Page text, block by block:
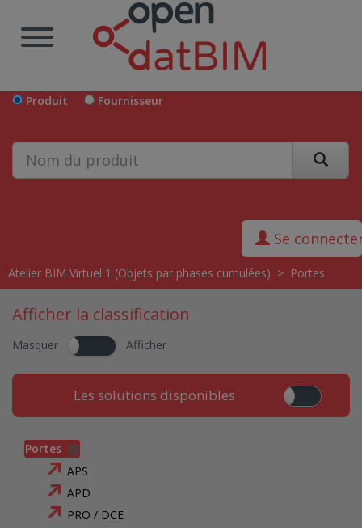
Produit Fournisseur
Se
Atelier BIM Virtuel 1 (Objets par phases cumulées) > Portes
Afficher la classification
Masquer Afficher
Les solutions disponibles
Portes
APS
APD
PRO / DCE